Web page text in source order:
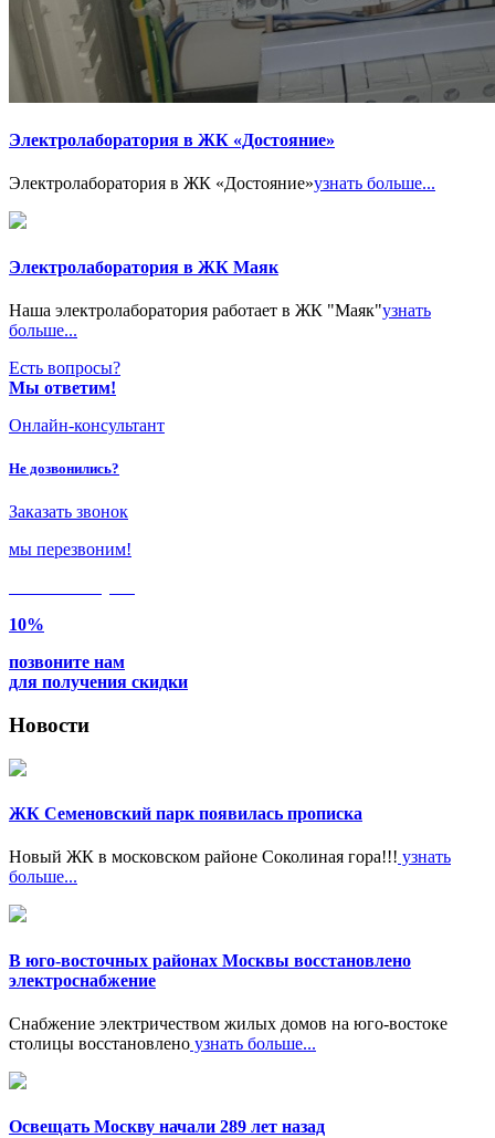
Электролаборатория в ЖК «Достояние»
Электролаборатория в ЖК «Достояние»узнать больше...
Электролаборатория в ЖК Маяк
Наша электролаборатория работает в ЖК "Маяк"узнать
больше...
Есть вопросы?
Мы ответим!
Онлайн-консультант
Не дозвонились?
Заказать звонок
мы перезвоним!
10%
позвоните нам
для получения скидки
Новости
ЖК Семеновский парк появилась прописка
Новый ЖК в московском районе Соколиная гора!!! узнать
больше...
В юго-восточных районах Москвы восстановлено
электроснабжение
Снабжение электричеством жилых домов на юго-востоке
столицы восстановлено узнать больше...
Освещать Москву начали 289 лет назад